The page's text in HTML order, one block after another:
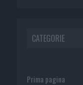
CATEGORIE
Prima pagina